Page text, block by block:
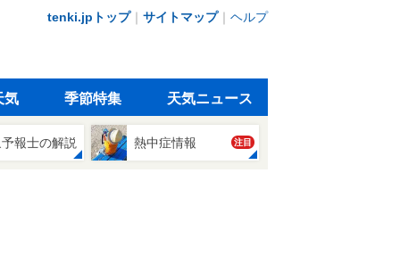
tenki.jpトップ｜ サイトマップ｜ ヘルプ
気 季節特集 天気ニュース
報士の解説 熱中症情報 注目